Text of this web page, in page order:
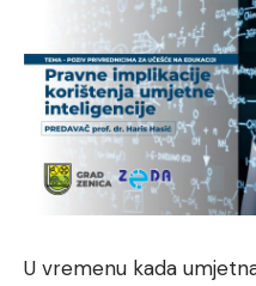
U vremenu kada